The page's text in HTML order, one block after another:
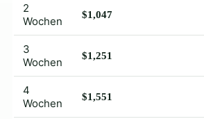
2
Wochen
$1,047
3
Wochen
$1,251
4
Wochen
$1,551